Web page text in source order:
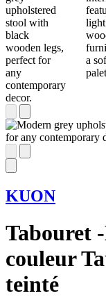
KUON
Tabouret
couleur
teinté